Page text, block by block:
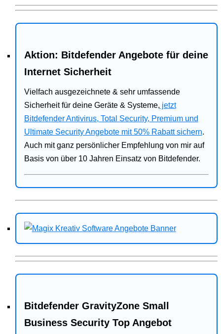
Aktion: Bitdefender Angebote für deine
Internet Sicherheit
Vielfach ausgezeichnete & sehr umfassende
Sicherheit für deine Geräte & Systeme, jetzt
Bitdefender Antivirus, Total Security, Premium und
Ultimate Security Angebote mit 50% Rabatt sichern.
Auch mit ganz persönlicher Empfehlung von mir auf
Basis von über 10 Jahren Einsatz von Bitdefender.
Bitdefender GravityZone Small
Business Security Top Angebot